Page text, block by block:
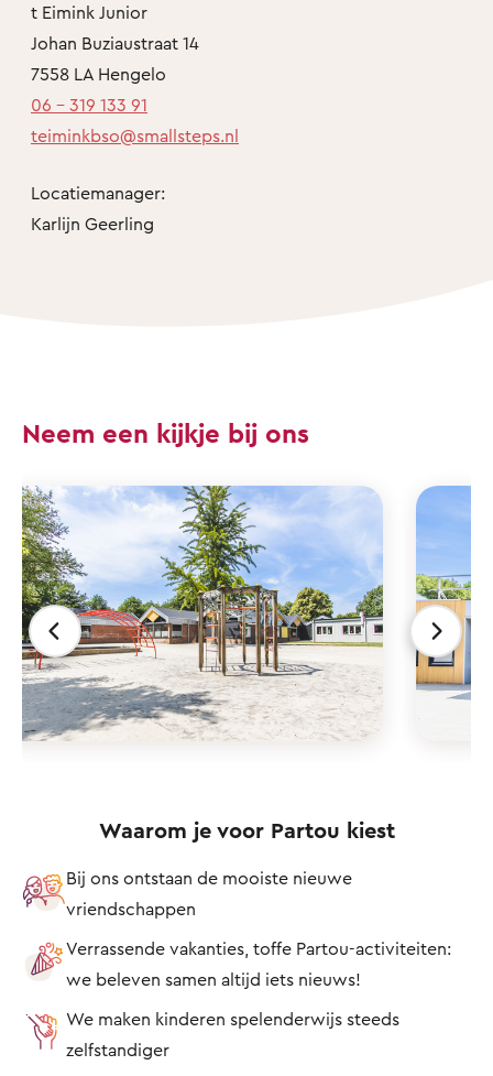
t Eimink Junior
Johan Buziaustraat 14
7558 LA Hengelo
06 - 319 133 91
teiminkbso@smallsteps.nl
Locatiemanager:
Karlijn Geerling
Neem een kijkje bij ons
Waarom je voor Partou kiest
Bij ons ontstaan de mooiste nieuwe
vriendschappen
Verrassende vakanties, toffe Partou-activiteiten:
we beleven samen altijd iets nieuws!
We maken kinderen spelenderwijs steeds
zelfstandiger